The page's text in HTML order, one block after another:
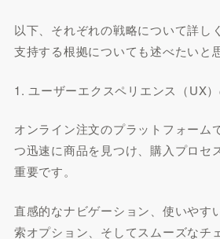
以下、それぞれの戦略について詳し
支持する根拠についても述べたいと
1. ユーザーエクスペリエンス（UX
オンライン注文のプラットフォーム
つ迅速に商品を見つけ、購入プロセ
重要です。
直感的なナビゲーション、使いやす
索オプション、そしてスムーズなチ